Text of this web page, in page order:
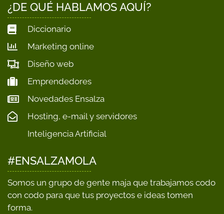
¿DE QUÉ HABLAMOS AQUÍ?
Diccionario
Marketing online
Diseño web
Emprendedores
Novedades Ensalza
Hosting, e-mail y servidores
Inteligencia Artificial
#ENSALZAMOLA
Somos un grupo de gente maja que trabajamos codo
con codo para que tus proyectos e ideas tomen
forma.